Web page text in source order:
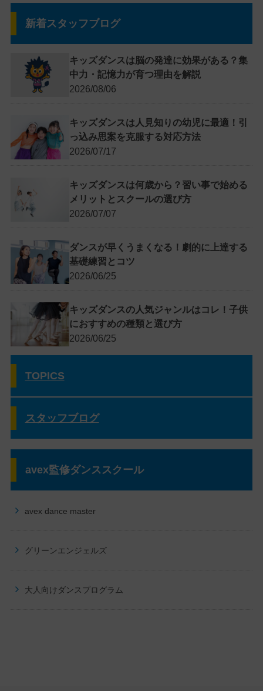
新着スタッフブログ
キッズダンスは脳の発達に効果がある？集
中力・記憶力が育つ理由を解説
2026/08/06
キッズダンスは人見知りの幼児に最適！引
っ込み思案を克服する対応方法
2026/07/17
キッズダンスは何歳から？習い事で始める
メリットとスクールの選び方
2026/07/07
ダンスが早くうまくなる！劇的に上達する
基礎練習とコツ
2026/06/25
キッズダンスの人気ジャンルはコレ！子供
におすすめの種類と選び方
2026/06/25
TOPICS
スタッフブログ
avex監修ダンススクール
avex dance master
グリーンエンジェルズ
大人向けダンスプログラム